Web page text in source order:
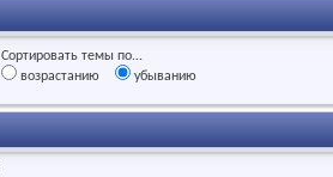
Сортировать темы по...
возрастанию
убыванию